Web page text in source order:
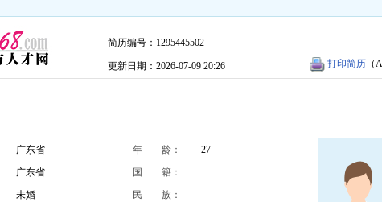
简历编号：1295445502
更新日期：2026-07-09 20:26 打印简历（
广东省 年 龄：
27
广东省
国 籍：
未婚
民 族：